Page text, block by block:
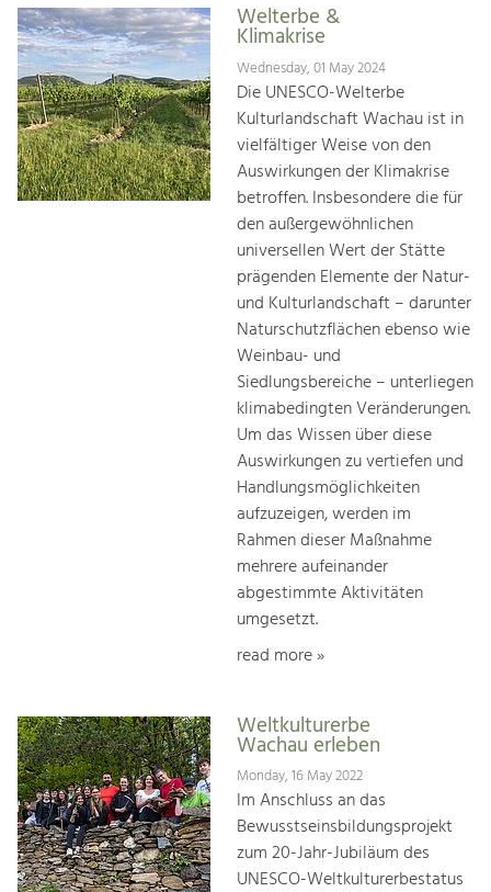
Welterbe &
Klimakrise
Wednesday, 01 May 2024
Die UNESCO-Welterbe
Kulturlandschaft Wachau ist in
vielfältiger Weise von den
Auswirkungen der Klimakrise
betroffen. Insbesondere die für
den außergewöhnlichen
universellen Wert der Stätte
prägenden Elemente der Natur-
und Kulturlandschaft – darunter
Naturschutzflächen ebenso wie
Weinbau- und
Siedlungsbereiche – unterliegen
klimabedingten Veränderungen.
Um das Wissen über diese
Auswirkungen zu vertiefen und
Handlungsmöglichkeiten
aufzuzeigen, werden im
Rahmen dieser Maßnahme
mehrere aufeinander
abgestimmte Aktivitäten
umgesetzt.
read more »
Weltkulturerbe
Wachau erleben
Monday, 16 May 2022
Im Anschluss an das
Bewusstseinsbildungsprojekt
zum 20-Jahr-Jubiläum des
UNESCO-Weltkulturerbestatus